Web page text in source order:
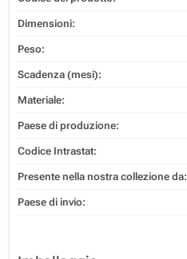
Dimensioni:
Peso:
Scadenza (mesi):
Materiale:
Paese di produzione:
Codice Intrastat:
Presente nella nostra collezione da:
Paese di invio: